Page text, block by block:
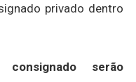
privado dentro
serão